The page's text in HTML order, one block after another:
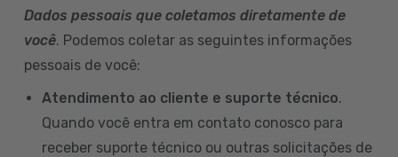
Dados pessoais que coletamos diretamente de
você. Podemos coletar as seguintes informações
pessoais de você:
Atendimento ao cliente e suporte técnico.
Quando você entra em contato conosco para
receber suporte técnico ou outras solicitações de